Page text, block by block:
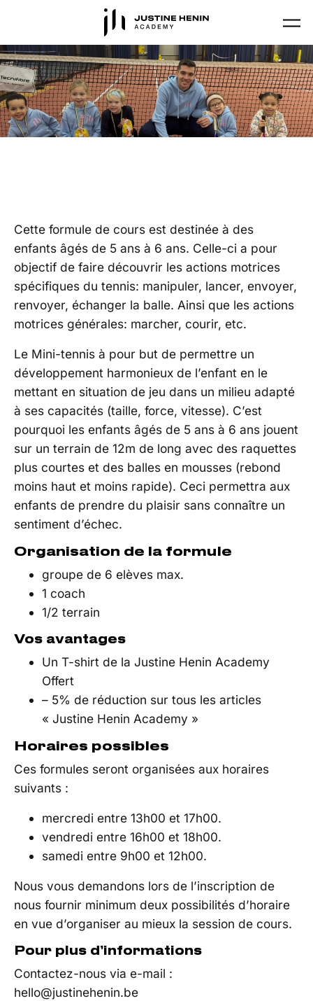
Skip to main content
Cette formule de cours est destinée à des
enfants âgés de 5 ans à 6 ans. Celle-ci a pour
objectif de faire découvrir les actions motrices
spécifiques du tennis: manipuler, lancer, envoyer,
renvoyer, échanger la balle. Ainsi que les actions
motrices générales: marcher, courir, etc.
Le Mini-tennis à pour but de permettre un
développement harmonieux de l’enfant en le
mettant en situation de jeu dans un milieu adapté
à ses capacités (taille, force, vitesse). C’est
pourquoi les enfants âgés de 5 ans à 6 ans jouent
sur un terrain de 12m de long avec des raquettes
plus courtes et des balles en mousses (rebond
moins haut et moins rapide). Ceci permettra aux
enfants de prendre du plaisir sans connaître un
sentiment d’échec.
Organisation de la formule
groupe de 6 elèves max.
1 coach
1/2 terrain
Vos avantages
Un T-shirt de la Justine Henin Academy
Offert
– 5% de réduction sur tous les articles
« Justine Henin Academy »
Horaires possibles
Ces formules seront organisées aux horaires
suivants :
mercredi entre 13h00 et 17h00.
vendredi entre 16h00 et 18h00.
samedi entre 9h00 et 12h00.
Nous vous demandons lors de l’inscription de
nous fournir minimum deux possibilités d’horaire
en vue d’organiser au mieux la session de cours.
Pour plus d’informations
Contactez-nous via e-mail :
hello@justinehenin.be